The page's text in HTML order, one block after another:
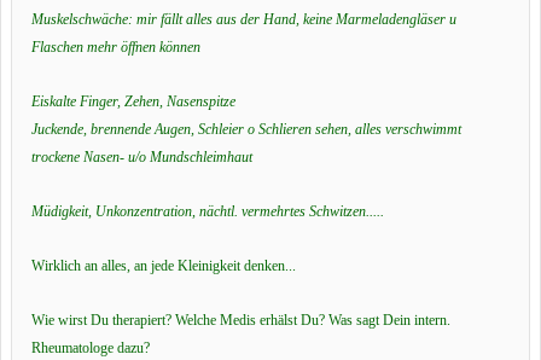
Muskelschwäche: mir fällt alles aus der Hand, keine Marmeladengläser u
Flaschen mehr öffnen können
Eiskalte Finger, Zehen, Nasenspitze
Juckende, brennende Augen, Schleier o Schlieren sehen, alles verschwimmt
trockene Nasen- u/o Mundschleimhaut
Müdigkeit, Unkonzentration, nächtl. vermehrtes Schwitzen.....
Wirklich an alles, an jede Kleinigkeit denken...
Wie wirst Du therapiert? Welche Medis erhälst Du? Was sagt Dein intern.
Rheumatologe dazu?